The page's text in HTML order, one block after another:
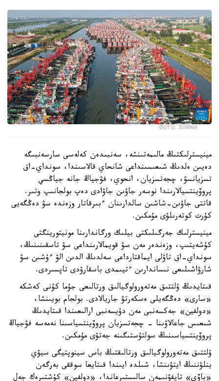
Фото: Xinhua
مينيسترلىكتىڭ مالىمەتىنشە، سەنبىدەن كەلەسى سارسەنبىگە
دەيىن ەلدىڭ شىعىسىنداعى شانحاي قالاسىندا، سونداي-اق
تسزيانسۋ، چجەتسزيان، انحوي، فۋجياڭ جانە جياڭسي
پروۆينتسيالارىندا نوسەر جاۋىن جاۋادى دەپ بولجانىپ وتىر.
قاتتى جاۋىن-شاشىن سالدارىنان ءبىرقاتار وزەندە سۋ دەڭگەيى
كۇرت كوتەرىلۋى مۇمكىن.
مينيسترلىك جەرگىلىكتى بيلىك ورگاندارىنا مونيتورينگتى
كۇشەيتىپ، وزەندەر مەن سۋ قويمالارىنداعى سۋ تاسقىنىنىڭ،
سونداي-اق تاۋلى ايماقتارداعى سەلدىڭ الدىن الۋ ءۇشىن سۋ
شارۋاشىلىعى نىساندارىن ءتيىمدى باسقارۋدى تاپسىردى.
قىتايدىڭ ۇلتتىق مەتەورولوگيالىق ورتالىعى جۇما كۇنى كەشكە
«سارى» دەڭگەيلى ەسكەرتۋ جاريالادى. بولجام بويىنشا،
«دولفين» جەكسەنبى مەن دۇيسەنبى ارالىعىندا قىتايدىڭ
شىعىس جاعالاۋىنا - چجەتسزيان پروۆينتسياسىنا نەمەسە فۋجياڭ
پروۆينتسياسىنىڭ سولتۇستىگىنە جەتۋى مۇمكىن.
ۇلتتىق مەتەورولوگيالىق ورتالىقتىڭ باس سينوپتيگى سيۋي
ينلۋننىڭ ايتۋىنشا، شىلدە ايىندا قىتايعا سوققى بەرگەن
«باۆي» تايفۋنىمەن سالىستىرعاندا، «دولفين» كۇشتىرەك جەل